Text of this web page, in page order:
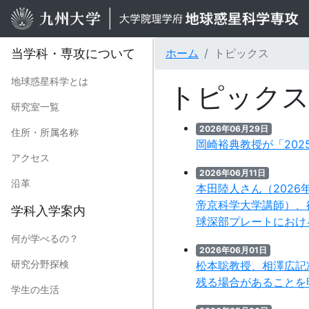
当学科・専攻について
地球惑星科学とは
研究室一覧
住所・所属名称
アクセス
沿革
学科入学案内
何が学べるの？
研究分野探検
学生の生活
ホーム トピックス
トピックス
2026年06月29日
岡崎裕典教授が「
2026年06月11日
本⽥陸⼈さん（2026
帝京科学大学講師）
球深部プレートにお
2026年06月01日
松本聡教授、相澤広
残る場合があること